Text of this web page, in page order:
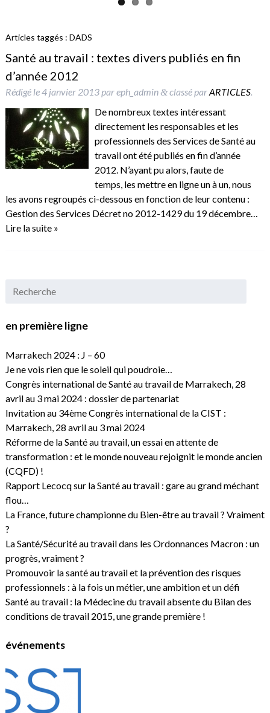
Articles taggés : DADS
Santé au travail : textes divers publiés en fin
d’année 2012
Rédigé le4 janvier 2013pareph_admin &classé parARTICLES.
De nombreux textes intéressant
directement les responsables et les
professionnels des Services de Santé au
travail ont été publiés en fin d’année
2012. N’ayant pu alors, faute de
temps, les mettre en ligne un à un, nous
les avons regroupés ci-dessous en fonction de leur contenu :
Gestion des Services Décret no 2012-1429 du 19 décembre…
Lire la suite »
en première ligne
Marrakech 2024 : J – 60
Je ne vois rien que le soleil qui poudroie…
Congrès international de Santé au travail de Marrakech, 28
avril au 3 mai 2024 : dossier de partenariat
Invitation au 34ème Congrès international de la CIST :
Marrakech, 28 avril au 3 mai 2024
Réforme de la Santé au travail, un essai en attente de
transformation : et le monde nouveau rejoignit le monde ancien
(CQFD) !
Rapport Lecocq sur la Santé au travail : gare au grand méchant
flou…
La France, future championne du Bien-être au travail ? Vraiment
?
La Santé/Sécurité au travail dans les Ordonnances Macron : un
progrès, vraiment ?
Promouvoir la santé au travail et la prévention des risques
professionnels : à la fois un métier, une ambition et un défi
Santé au travail : la Médecine du travail absente du Bilan des
conditions de travail 2015, une grande première !
événements